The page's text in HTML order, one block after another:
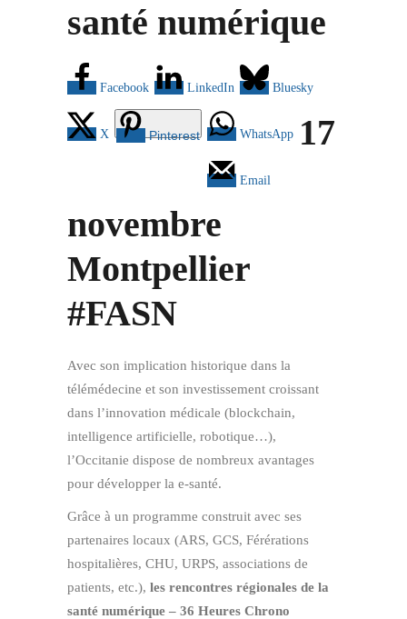
santé numérique
Facebook LinkedIn Bluesky
X Pinterest WhatsApp
Email
17
novembre
Montpellier
#FASN
Avec son implication historique dans la
télémédecine et son investissement croissant
dans l’innovation médicale (blockchain,
intelligence artificielle, robotique…),
l’Occitanie dispose de nombreux avantages
pour développer la e-santé.
Grâce à un programme construit avec ses
partenaires locaux (ARS, GCS, Férérations
hospitalières, CHU, URPS, associations de
patients, etc.), les rencontres régionales de la
santé numérique – 36 Heures Chrono